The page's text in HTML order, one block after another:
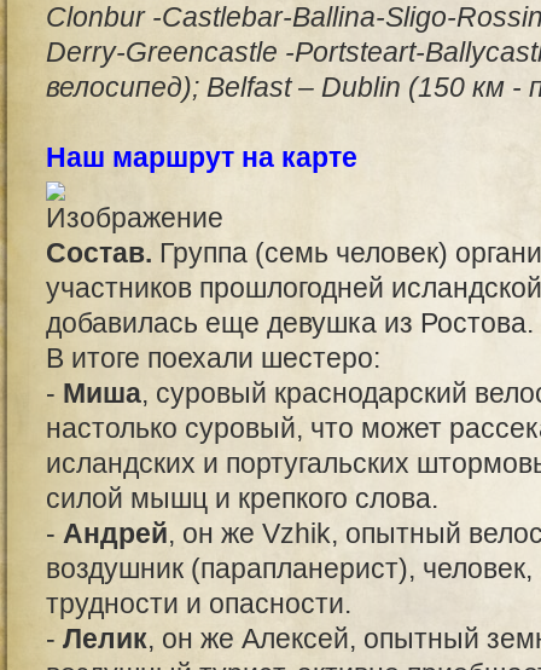
Clonbur -Castlebar-Ballina-Sligo-
Derry-Greencastle -Portsteart-
велосипед); Belfast – Dublin (150 км -
Наш маршрут на карте
Состав. Группа (семь человек)
участников прошлогодней
добавилась еще девушка из Ростова.
В итоге поехали шестеро:
- Миша, суровый краснодарский
настолько суровый, что может
исландских и португальских
силой мышц и крепкого слова.
- Андрей, он же Vzhik, опытный
воздушник (парапланерист),
трудности и опасности.
- Лелик, он же Алексей, опытный